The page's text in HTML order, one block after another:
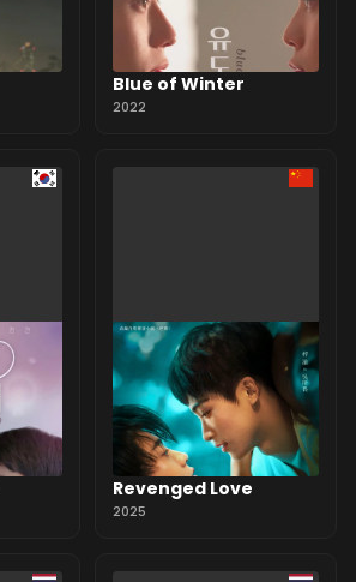
Blue of Winter
2022
Revenged Love
2025